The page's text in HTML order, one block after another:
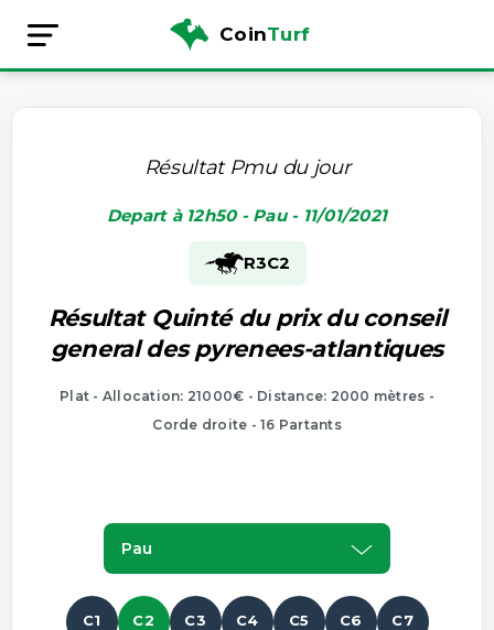
CoinTurf
Résultat Pmu du jour
Depart à 12h50 - Pau - 11/01/2021
R3C2
Résultat Quinté du prix du conseil
general des pyrenees-atlantiques
Plat - Allocation: 21000€ - Distance: 2000 mètres -
Corde droite - 16 Partants
Pau
C1 C2 C3 C4 C5 C6 C7